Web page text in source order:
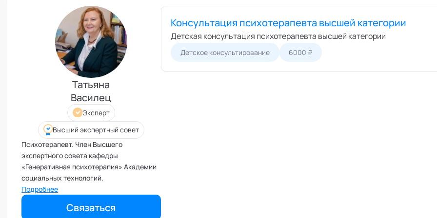
Эмоциональный интеллект
Татьяна
Василец
Эксперт
Высший экспертный совет
Психотерапевт. Член Высшего
экспертного совета кафедры
«Генеративная психотерапия» Академии
социальных технологий.
Подробнее
Связаться
Консультация психотерапевта высшей категории
Детская консультация психотерапевта высшей категории
Детское консультирование 6000 ₽